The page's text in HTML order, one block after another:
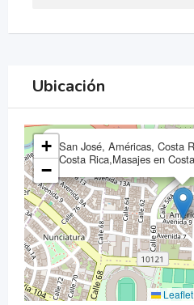
Ubicación
San José, Américas, Costa
Costa Rica,Masajes en
+
−
Leaflet